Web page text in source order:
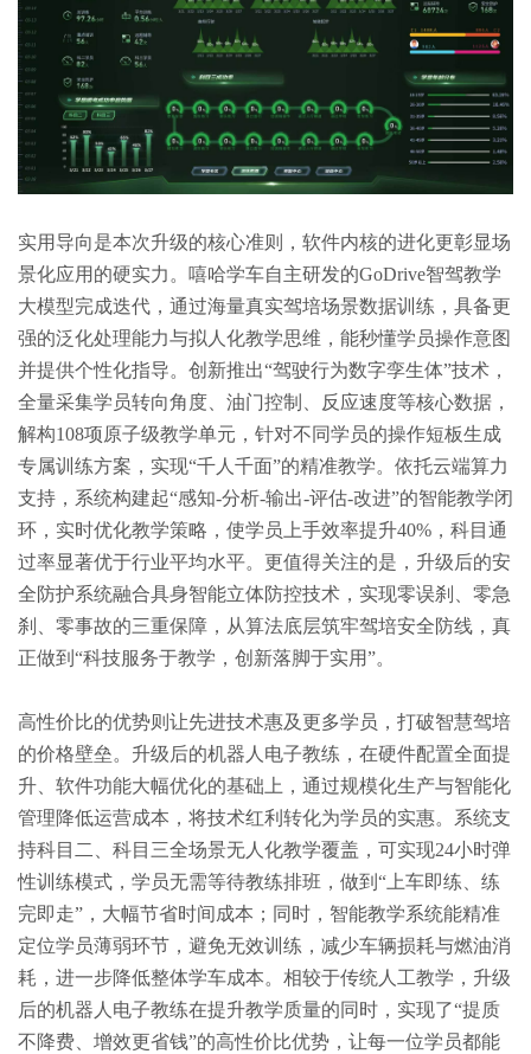
实用导向是本次升级的核心准则，软件内核的进化更彰显场
景化应用的硬实力。嘻哈学车自主研发的GoDrive智驾教学
大模型完成迭代，通过海量真实驾培场景数据训练，具备更
强的泛化处理能力与拟人化教学思维，能秒懂学员操作意图
并提供个性化指导。创新推出“驾驶行为数字孪生体”技术，
全量采集学员转向角度、油门控制、反应速度等核心数据，
解构108项原子级教学单元，针对不同学员的操作短板生成
专属训练方案，实现“千人千面”的精准教学。依托云端算力
支持，系统构建起“感知-分析-输出-评估-改进”的智能教学闭
环，实时优化教学策略，使学员上手效率提升40%，科目通
过率显著优于行业平均水平。更值得关注的是，升级后的安
全防护系统融合具身智能立体防控技术，实现零误刹、零急
刹、零事故的三重保障，从算法底层筑牢驾培安全防线，真
正做到“科技服务于教学，创新落脚于实用”。
高性价比的优势则让先进技术惠及更多学员，打破智慧驾培
的价格壁垒。升级后的机器人电子教练，在硬件配置全面提
升、软件功能大幅优化的基础上，通过规模化生产与智能化
管理降低运营成本，将技术红利转化为学员的实惠。系统支
持科目二、科目三全场景无人化教学覆盖，可实现24小时弹
性训练模式，学员无需等待教练排班，做到“上车即练、练
完即走”，大幅节省时间成本；同时，智能教学系统能精准
定位学员薄弱环节，避免无效训练，减少车辆损耗与燃油消
耗，进一步降低整体学车成本。相较于传统人工教学，升级
后的机器人电子教练在提升教学质量的同时，实现了“提质
不降费、增效更省钱”的高性价比优势，让每一位学员都能